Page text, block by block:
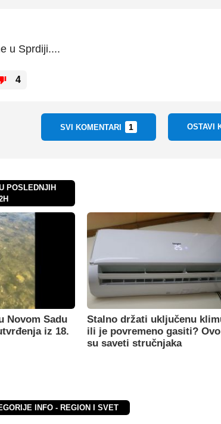
u Sprdiji....
4
SVI KOMENTARI 1 OSTAVI
POSLEDNJIH
Novom Sadu
iz 18.
Stalno držati uključenu
ili je povremeno gasiti? Ovo
su saveti stručnjaka
INFO - REGION I SVET